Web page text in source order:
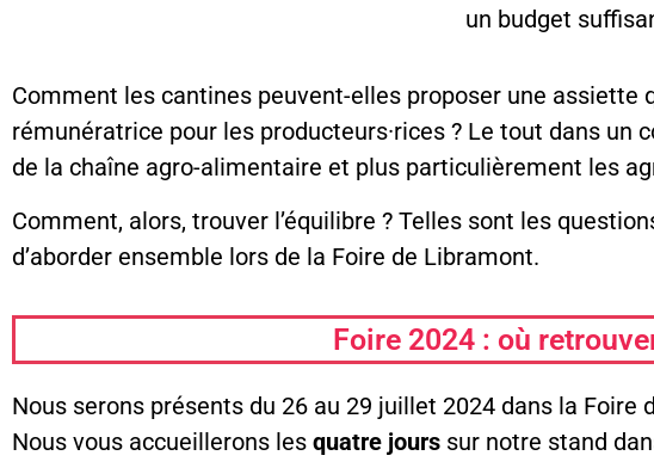
un budget
Comment les cantines peuvent-elles proposer une assiette
rémunératrice pour les producteurs·rices ? Le tout dans
de la chaîne agro-alimentaire et plus particulièrement les
Comment, alors, trouver l’équilibre ? Telles sont les
d’aborder ensemble lors de la Foire de Libramont.
Foire 2024 : où
Nous serons présents du 26 au 29 juillet 2024 dans la Foire
Nous vous accueillerons les quatre jours sur notre stand